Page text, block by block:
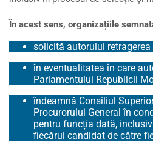
În acest sens, organizațiile
solicită autorului
în eventualitatea în care
Parlamentului Republicii
îndeamnă Consiliul
Procurorului General în
pentru funcția dată,
fiecărui candidat de către